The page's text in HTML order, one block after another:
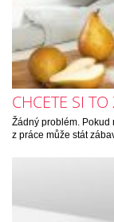
CHCETE SI
Žádný problém. Pokud
z práce může stát